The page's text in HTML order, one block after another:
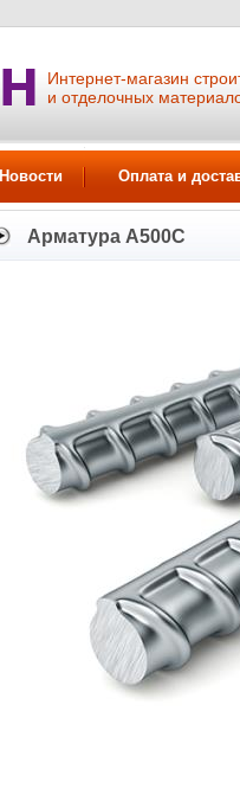
Интернет-магазин
и отделочных
Новости Оплата и
Арматура А500С